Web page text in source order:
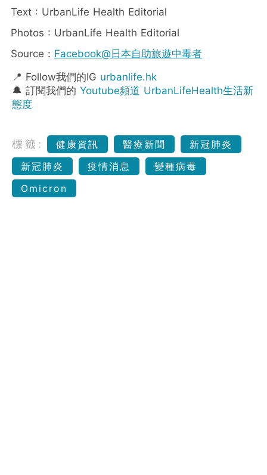
Text : UrbanLife Health Editorial
Photos : UrbanLife Health Editorial
Source： Facebook@日本自助旅遊中毒者
📍 Follow我們的IG urbanlife.hk
🔔 訂閱我們的 Youtube頻道 UrbanLifeHealth生活新
態度
標籤: 健康資訊 醫療新聞
新冠肺炎
新冠肺炎
疫情消息
變種病毒
Omicron